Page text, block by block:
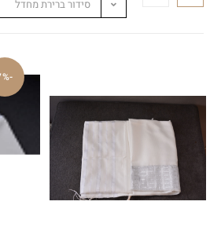
סידור ברירת מחדל
-7%